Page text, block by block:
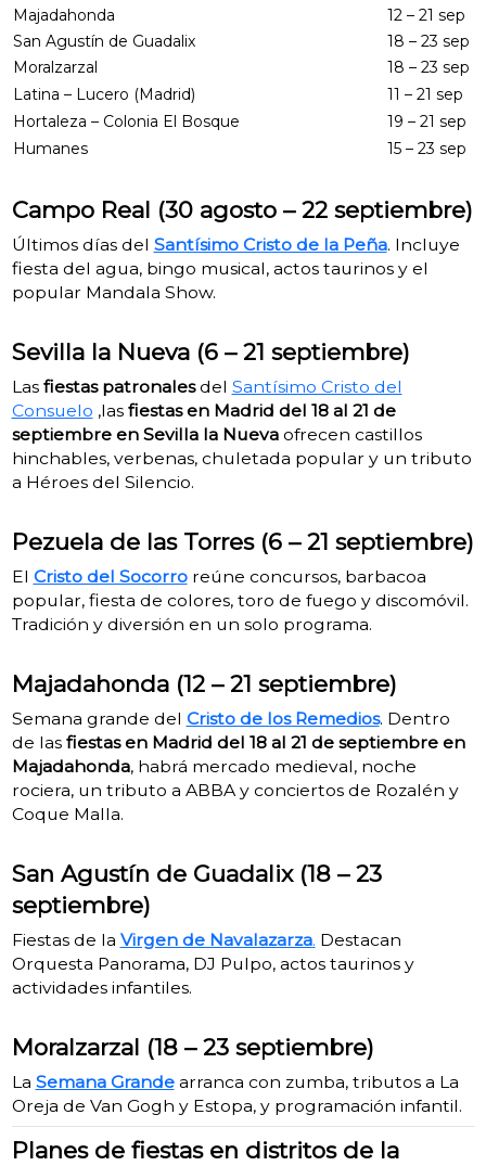
Majadahonda
12 – 21 sep
San Agustín de Guadalix
18 – 23 sep
Moralzarzal
18 – 23 sep
Latina – Lucero (Madrid)
11 – 21 sep
Hortaleza – Colonia El Bosque
19 – 21 sep
Humanes
15 – 23 sep
Campo Real (30 agosto – 22 septiembre)
Últimos días del Santísimo Cristo de la Peña. Incluye
fiesta del agua, bingo musical, actos taurinos y el
popular Mandala Show.
Sevilla la Nueva (6 – 21 septiembre)
Las fiestas patronalesdel Santísimo Cristo del
Consuelo ,las fiestas en Madrid del 18 al 21 de
septiembre en Sevilla la Nuevaofrecen castillos
hinchables, verbenas, chuletada popular y un tributo
a Héroes del Silencio.
Pezuela de las Torres (6 – 21 septiembre)
El Cristo del Socorroreúne concursos, barbacoa
popular, fiesta de colores, toro de fuego y discomóvil.
Tradición y diversión en un solo programa.
Majadahonda (12 – 21 septiembre)
Semana grande del Cristo de los Remedios. Dentro
de las fiestas en Madrid del 18 al 21 de septiembre en
Majadahonda, habrá mercado medieval, noche
rociera, un tributo a ABBA y conciertos de Rozalén y
Coque Malla.
San Agustín de Guadalix (18 – 23
septiembre)
Fiestas de la Virgen de Navalazarza. Destacan
Orquesta Panorama, DJ Pulpo, actos taurinos y
actividades infantiles.
Moralzarzal (18 – 23 septiembre)
La Semana Grandearranca con zumba, tributos a La
Oreja de Van Gogh y Estopa, y programación infantil.
Planes de fiestas en distritos de la